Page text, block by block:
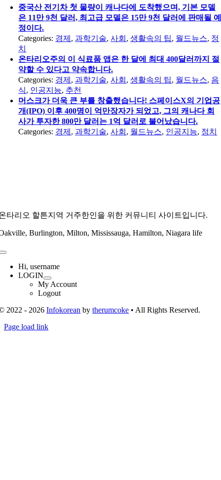
중국산 전기차 첫 물량이 캐나다에 도착했으며, 기본 모델
은 11만 9천 달러, 최고급 모델은 15만 9천 달러에 판매될
정이다.
Categories: 경제 ,과학기술,사회 ,생활속의 팁, 월드뉴스, 정
치
온타리오주의 이 식료품 앱은 한 달에 최대 400달러까지 절
약할 수 있다고 약속합니다.
Categories: 경제 ,과학기술,사회 ,생활속의 팁, 월드뉴스, 음
식, 인공지능, 추천
머스크가 더욱 큰 부를 창출했습니다! 스페이스X의 기업공
개(IPO) 이후 400명이 억만장자가 되었고, 그의 캐나다 회
사가 투자한 800만 달러는 1억 달러로 불어났습니다.
Categories: 경제 ,과학기술,사회 , 월드뉴스, 인공지능, 정치
타리오 할튼지역 거주한인을 위한 커뮤니티 사이트입니다.
Burlington, Milton, Mississauga, Hamilton, Niagara life
Toggle
NavigationHi, username
LOGIN
My Account
Logout
2022 - 2026Infokorean bytherumcoke • All Rights Reserved.
Toggle
Page load link